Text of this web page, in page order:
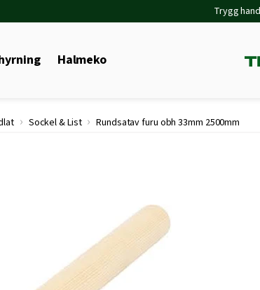
Trygg
Halmeko
› Sockel & List › Rundsatav furu obh 33mm 2500mm